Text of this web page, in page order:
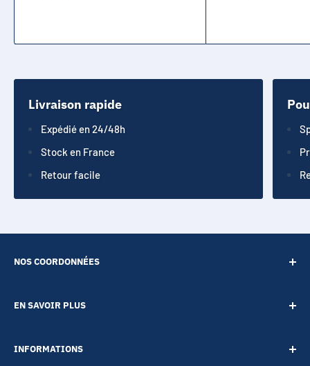
Livraison rapide
Expédié en 24/48h
Stock en France
Retour facile
NOS COORDONNÉES
EN SAVOIR PLUS
A propos
INFORMATIONS